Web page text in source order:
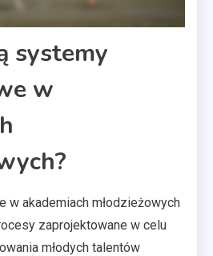
systemy
w
w akademiach młodzieżowych
zaprojektowane w celu
młodych talentów